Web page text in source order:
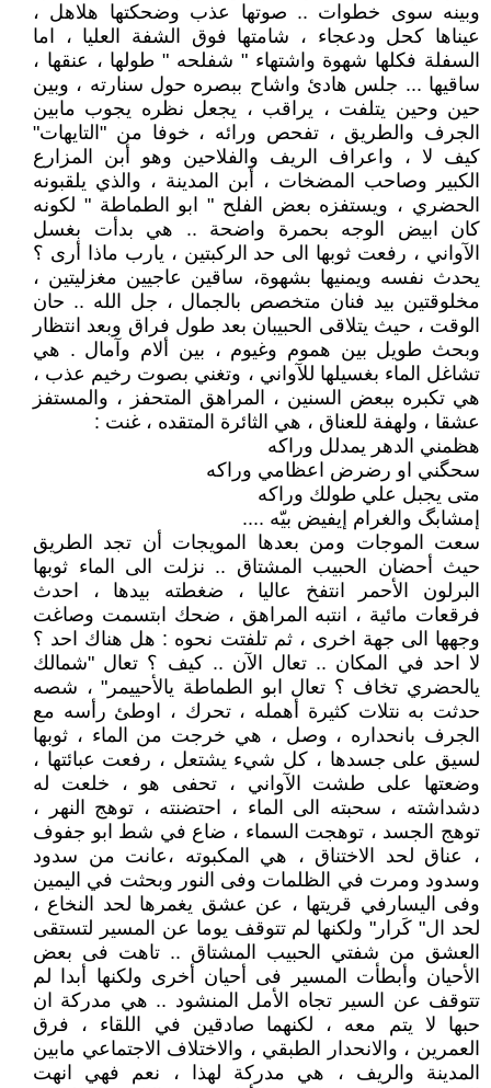
وبينه سوى خطوات .. صوتها عذب وضحكتها هلاهل ،
عيناها كحل ودعجاء ، شامتها فوق الشفة العليا ، اما
السفلة فكلها شهوة واشتهاء " شفلحه " طولها ، عنقها ،
ساقيها ... جلس هادئ واشاح ببصره حول سنارته ، وبين
حين وحين يتلفت ، يراقب ، يجعل نظره يجوب مابين
الجرف والطريق ، تفحص ورائه ، خوفا من "التايهات"
كيف لا ، واعراف الريف والفلاحين وهو أبن المزارع
الكبير وصاحب المضخات ، أبن المدينة ، والذي يلقبونه
الحضري ، ويستفزه بعض الفلح " ابو الطماطة " لكونه
كان ابيض الوجه بحمرة واضحة .. هي بدأت بغسل
الآواني ، رفعت ثوبها الى حد الركبتين ، يارب ماذا أرى ؟
يحدث نفسه ويمنيها بشهوة، ساقين عاجيين مغزليتين ،
مخلوقتين بيد فنان متخصص بالجمال ، جل الله .. حان
الوقت ، حيث يتلاقى الحبيبان بعد طول فراق وبعد انتظار
وبحث طويل بين هموم وغيوم ، بين ألام وآمال . هي
تشاغل الماء بغسيلها للآواني ، وتغني بصوت رخيم عذب ،
هي تكبره ببعض السنين ، المراهق المتحفز ، والمستفز
عشقا ، ولهفة للعناق ، هي الثائرة المتقده ، غنت :
هظمني الدهر يمدلل وراكه
سحگني او رضرض اعظامي وراكه
متى يجبل علي طولك وراكه
إمشابگ والغرام إيفيض بيّه ....
سعت الموجات ومن بعدها المويجات أن تجد الطريق
حيث أحضان الحبيب المشتاق .. نزلت الى الماء ثوبها
البرلون الأحمر انتفخ عاليا ، ضغطته بيدها ، احدث
فرقعات مائية ، انتبه المراهق ، ضحك ابتسمت وصاغت
وجهها الى جهة اخرى ، ثم تلفتت نحوه : هل هناك احد ؟
لا احد في المكان .. تعال الآن .. كيف ؟ تعال "شمالك
يالحضري تخاف ؟ تعال ابو الطماطة يالأحييمر" ، شصه
حدثت به نتلات كثيرة أهمله ، تحرك ، اوطئ رأسه مع
الجرف بانحداره ، وصل ، هي خرجت من الماء ، ثوبها
لسيق على جسدها ، كل شيء يشتعل ، رفعت عبائتها ،
وضعتها على طشت الآواني ، تحفى هو ، خلعت له
دشداشته ، سحبته الى الماء ، احتضنته ، توهج النهر ،
توهج الجسد ، توهجت السماء ، ضاع في شط ابو جفوف
، عناق لحد الاختناق ، هي المكبوته ،عانت من سدود
وسدود ومرت في الظلمات وفى النور وبحثت في اليمين
وفى اليسارفي قريتها ، عن عشق يغمرها لحد النخاع ،
لحد ال" كَرار" ولكنها لم تتوقف يوما عن المسير لتستقى
العشق من شفتي الحبيب المشتاق .. تاهت فى بعض
الأحيان وأبطأت المسير فى أحيان أخرى ولكنها أبدا لم
تتوقف عن السير تجاه الأمل المنشود .. هي مدركة ان
حبها لا يتم معه ، لكنهما صادقين في اللقاء ، فرق
العمرين ، والانحدار الطبقي ، والاختلاف الاجتماعي مابين
المدينة والريف ، هي مدركة لهذا ، نعم فهي انهت